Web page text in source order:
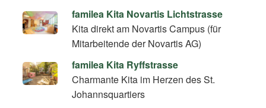
familea Kita Novartis Lichtstrasse
Kita direkt am Novartis Campus (für
Mitarbeitende der Novartis AG)
familea Kita Ryffstrasse
Charmante Kita im Herzen des St.
Johannsquartiers